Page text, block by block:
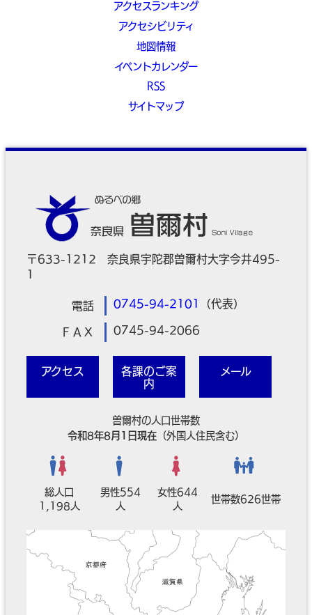
アクセスランキング
アクセシビリティ
地図情報
イベントカレンダー
RSS
サイトマップ
〒633-1212 奈良県宇陀郡曽爾村大字今井495-
1
電話 0745-94-2101 （代表）
ＦＡＸ 0745-94-2066
アクセス
各課のご案
内
メール
曽爾村の人口世帯数
令和8年8月1日現在 （外国人住民含む）
総人口
1,198人
男性554
人
女性644
人
世帯数626世帯